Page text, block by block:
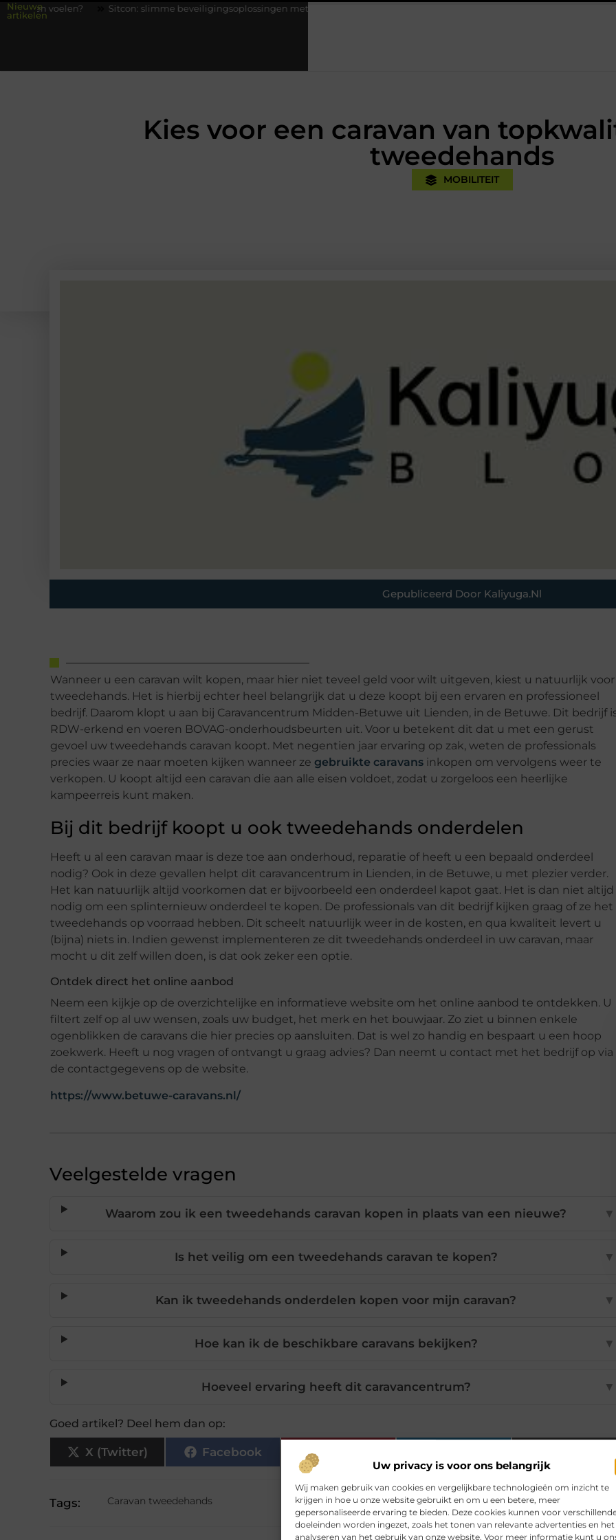
Uw privacy is voor ons belangrijk
Wij maken gebruik van cookies en vergelijkbare technologieën om inzicht te
krijgen in hoe u onze website gebruikt en om u een betere, meer
gepersonaliseerde ervaring te bieden. Deze cookies kunnen voor
doeleinden worden ingezet, zoals het tonen van relevante advertenties en het
analyseren van het gebruik van onze website. Voor meer informatie kunt u
Nieuwe
artikelen
Sitcon: slimme beveiligingsoplossingen met kennis uit de praktijk
Kies voor een caravan van
tweedehands
MOBILITEIT
Gepubliceerd Door Kaliyuga.nl
Wanneer u een caravan wilt kopen, maar hier niet teveel geld voor wilt uitgeven, kiest u natuurlijk voor
tweedehands. Het is hierbij echter heel belangrijk dat u deze koopt bij een ervaren en professioneel
bedrijf. Daarom klopt u aan bij Caravancentrum Midden-Betuwe uit Lienden, in de Betuwe. Dit bedrijf
RDW-erkend en voeren BOVAG-onderhoudsbeurten uit. Voor u betekent dit dat u met een gerust
gevoel uw tweedehands caravan koopt. Met negentien jaar ervaring op zak, weten de professionals
precies waar ze naar moeten kijken wanneer ze gebruikte caravans inkopen om vervolgens weer te
verkopen. U koopt altijd een caravan die aan alle eisen voldoet, zodat u zorgeloos een heerlijke
kampeerreis kunt maken.
Bij dit bedrijf koopt u ook tweedehands onderdelen
Heeft u al een caravan maar is deze toe aan onderhoud, reparatie of heeft u een bepaald onderdeel
nodig? Ook in deze gevallen helpt dit caravancentrum in Lienden, in de Betuwe, u met plezier verder.
Het kan natuurlijk altijd voorkomen dat er bijvoorbeeld een onderdeel kapot gaat. Het is dan niet altijd
nodig om een splinternieuw onderdeel te kopen. De professionals van dit bedrijf kijken graag of ze het
tweedehands op voorraad hebben. Dit scheelt natuurlijk weer in de kosten, en qua kwaliteit levert u
(bijna) niets in. Indien gewenst implementeren ze dit tweedehands onderdeel in uw caravan, maar
mocht u dit zelf willen doen, is dat ook zeker een optie.
Ontdek direct het online aanbod
Neem een kijkje op de overzichtelijke en informatieve website om het online aanbod te ontdekken. U
filtert zelf op al uw wensen, zoals uw budget, het merk en het bouwjaar. Zo ziet u binnen enkele
ogenblikken de caravans die hier precies op aansluiten. Dat is wel zo handig en bespaart u een hoop
zoekwerk. Heeft u nog vragen of ontvangt u graag advies? Dan neemt u contact met het bedrijf op via
de contactgegevens op de website.
https://www.betuwe-caravans.nl/
Veelgestelde vragen
Waarom zou ik een tweedehands caravan kopen in plaats van een nieuwe? ▼
Is het veilig om een tweedehands caravan te kopen? ▼
Kan ik tweedehands onderdelen kopen voor mijn caravan? ▼
Hoe kan ik de beschikbare caravans bekijken? ▼
Hoeveel ervaring heeft dit caravancentrum? ▼
Goed artikel? Deel hem dan op:
X (Twitter) Facebook
Tags: Caravan tweedehands